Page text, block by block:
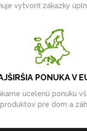
vytvoriť zákazky
PONUKA V
ucelenú ponuku
produktov pre dom a